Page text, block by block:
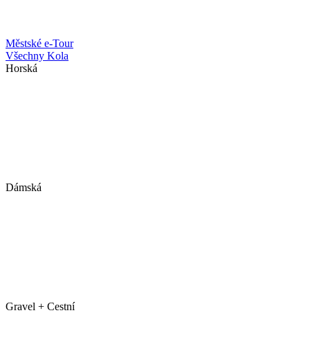
Městské e-Tour
Všechny Kola
Horská
Dámská
Gravel + Cestní